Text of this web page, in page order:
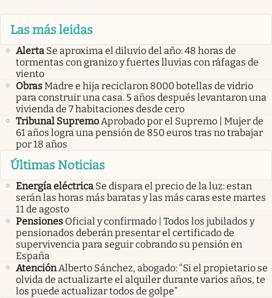
Las más leidas
Alerta Se aproxima el diluvio del año: 48 horas de
tormentas con granizo y fuertes lluvias con ráfagas de
viento
ObrasMadre e hija reciclaron 8000 botellas de vidrio
para construir una casa. 5 años después levantaron una
vivienda de 7 habitaciones desde cero
Tribunal SupremoAprobado por el Supremo | Mujer de
61 años logra una pensión de 850 euros tras no trabajar
por 18 años
Últimas Noticias
Energía eléctrica Se dispara el precio de la luz: estan
serán las horas más baratas y las más caras este martes
11 de agosto
Pensiones Oficial y confirmado | Todos los jubilados y
pensionados deberán presentar el certificado de
supervivencia para seguir cobrando su pensión en
España
AtenciónAlberto Sánchez, abogado: “Si el propietario se
olvida de actualizarte el alquiler durante varios años, te
los puede actualizar todos de golpe”